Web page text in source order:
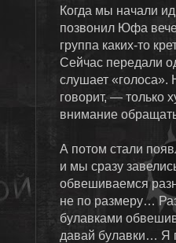
Когда мы начали
позвонил Юфа
группа каких-то
Сейчас передали
слушает
говорит, — только
внимание
А потом стали
и мы сразу
обвешиваемся
не по размеру…
булавками
давай булавки… Я